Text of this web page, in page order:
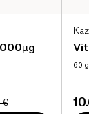
€
60